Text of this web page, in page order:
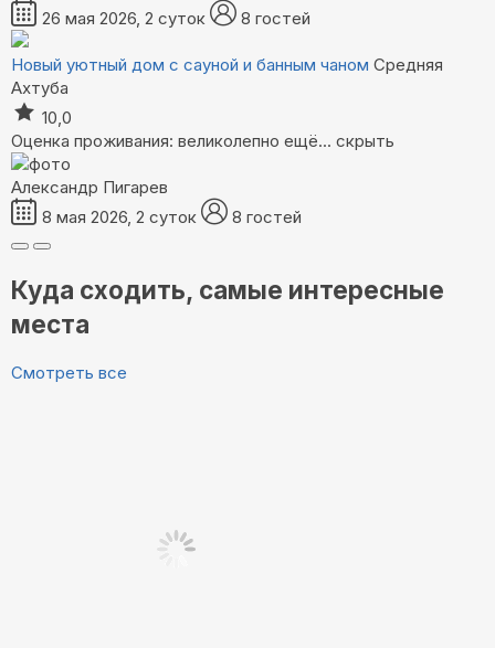
26 мая 2026, 2 суток
8 гостей
Новый уютный дом с сауной и банным чаном Средняя
Ахтуба
10,0
Оценка проживания: великолепно ещё... скрыть
Александр Пигарев
8 мая 2026, 2 суток
8 гостей
Куда сходить, самые интересные
места
Смотреть все